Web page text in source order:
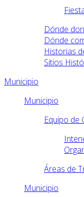
Dónde
Dónde
Historias
Sitios
Municipio
Municipio
Equipo de
Áreas de
Municipio